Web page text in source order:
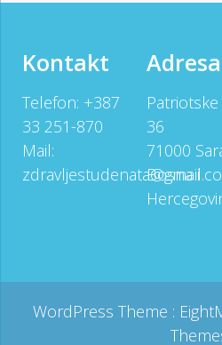
Kontakt
Telefon: +387
33 251-870
Mail:
Adresa
Patriotske
36
71000
Bosna i
WordPress Theme :